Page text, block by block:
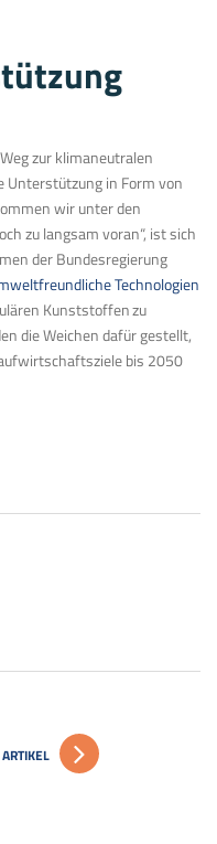
zur klimaneutralen
in Form von
wir unter den
zu langsam voran“, ist sich
der Bundesregierung
Technologien
Kunststoffen zu
die Weichen dafür gestellt,
bis 2050